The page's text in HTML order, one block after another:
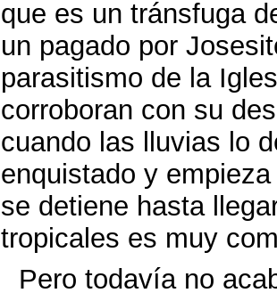
que es un tránsfuga
un pagado por
parasitismo de la
corroboran con su
cuando las lluvias lo
enquistado y
se detiene hasta
tropicales es muy
Pero todavía no